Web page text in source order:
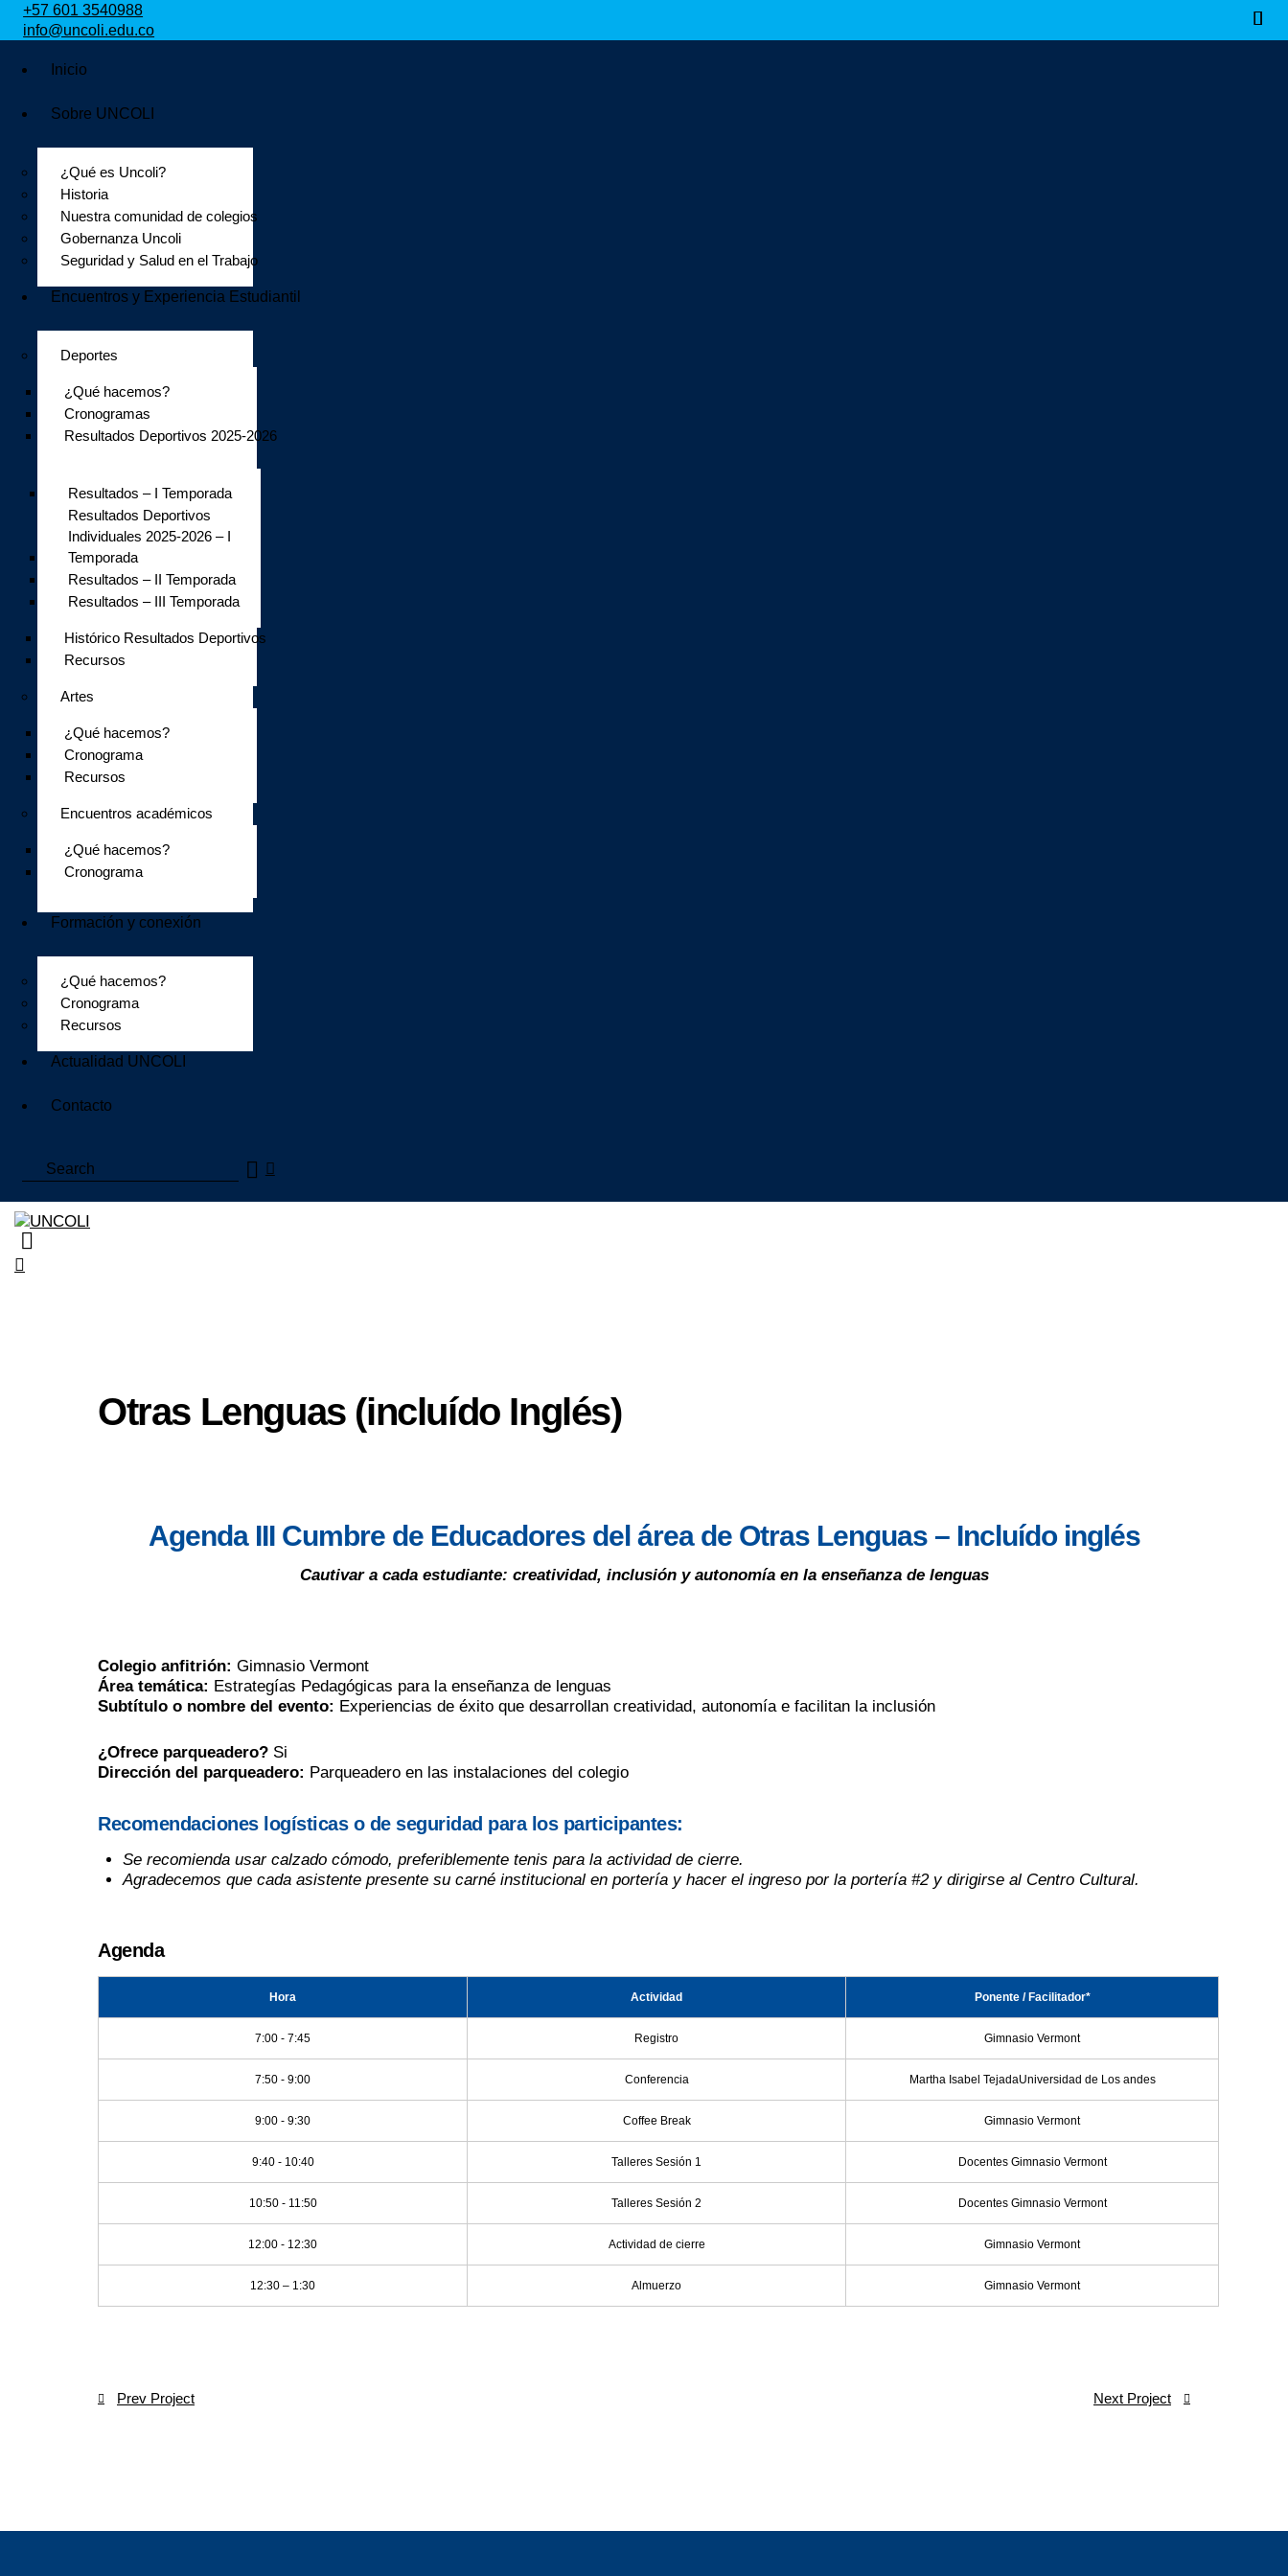
+57 601 3540988
info@uncoli.edu.co
Inicio
Sobre UNCOLI
¿Qué es Uncoli?
Historia
Nuestra comunidad de colegios
Gobernanza Uncoli
Seguridad y Salud en el Trabajo
Encuentros y Experiencia Estudiantil
Deportes
¿Qué hacemos?
Cronogramas
Resultados Deportivos 2025-2026
Resultados – I Temporada
Resultados Deportivos
Individuales 2025-2026 – I
Temporada
Resultados – II Temporada
Resultados – III Temporada
Histórico Resultados Deportivos
Recursos
Artes
¿Qué hacemos?
Cronograma
Recursos
Encuentros académicos
¿Qué hacemos?
Cronograma
Formación y conexión
¿Qué hacemos?
Cronograma
Recursos
Actualidad UNCOLI
Contacto
Search
Otras Lenguas (incluído Inglés)
Agenda III Cumbre de Educadores del área de Otras Lenguas – Incluído inglés
Cautivar a cada estudiante: creatividad, inclusión y autonomía en la enseñanza de lenguas
Colegio anfitrión: Gimnasio Vermont
Área temática: Estrategías Pedagógicas para la enseñanza de lenguas
Subtítulo o nombre del evento: Experiencias de éxito que desarrollan creatividad, autonomía e facilitan la inclusión
¿Ofrece parqueadero? Si
Dirección del parqueadero: Parqueadero en las instalaciones del colegio
Recomendaciones logísticas o de seguridad para los participantes:
Se recomienda usar calzado cómodo, preferiblemente tenis para la actividad de cierre.
Agradecemos que cada asistente presente su carné institucional en portería y hacer el ingreso por la portería #2 y dirigirse al Centro Cultural.
Agenda
Hora Actividad Ponente / Facilitador*
7:00 - 7:45 Registro Gimnasio Vermont
7:50 - 9:00 Conferencia Martha Isabel TejadaUniversidad de Los andes
9:00 - 9:30 Coffee Break Gimnasio Vermont
9:40 - 10:40 Talleres Sesión 1 Docentes Gimnasio Vermont
10:50 - 11:50 Talleres Sesión 2 Docentes Gimnasio Vermont
12:00 - 12:30 Actividad de cierre Gimnasio Vermont
12:30 – 1:30 Almuerzo Gimnasio Vermont
Navegación de entradas
Prev Project Next Project